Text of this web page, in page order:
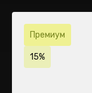
Премиум
15%